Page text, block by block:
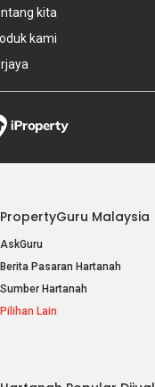
kita
kami
PropertyGuru Malaysia
AskGuru
Berita Pasaran Hartanah
Sumber Hartanah
Pilihan Lain